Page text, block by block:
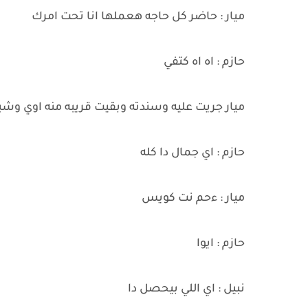
ميار : حاضر كل حاجه هعملها انا تحت امرك
حازم : اه اه كتفي
ميار جريت عليه وسندته وبقيت قريبه منه اوي
حازم : اي جمال دا كله
ميار : ءحم نت كويس
حازم : ايوا
نبيل : اي اللي بيحصل دا